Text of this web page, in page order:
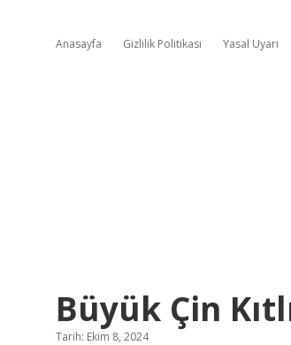
Anasayfa Gizlilik Politikası Yasal Uyarı
Büyük Çin
Tarih: Ekim 8, 2024